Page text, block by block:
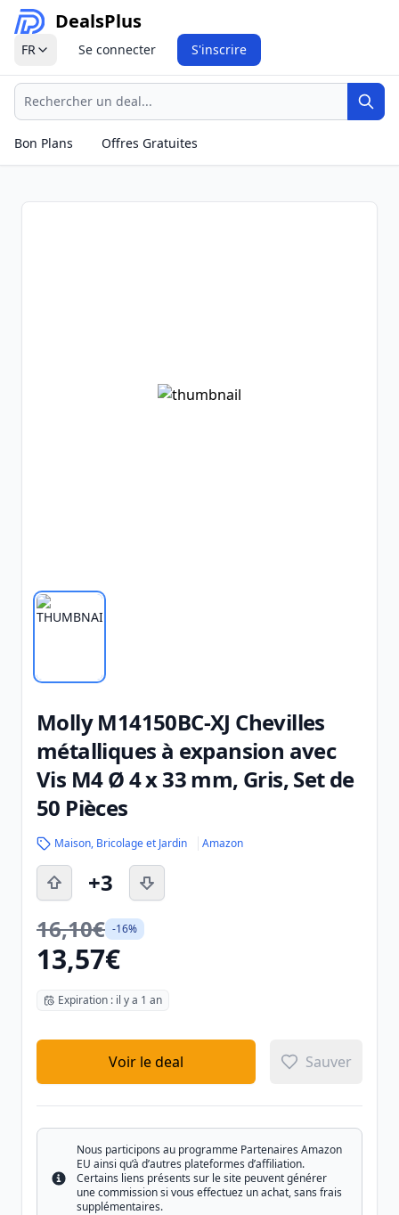
DealsPlus
FR Se connecter S'inscrire
Recherche
Bon Plans
Offres Gratuites
Molly M14150BC-XJ Chevilles
métalliques à expansion avec
Vis M4 Ø 4 x 33 mm, Gris, Set de
50 Pièces
Maison, Bricolage et Jardin Amazon
+3
16,10€ -16%
13,57€
Expiration : il y a 1 an
Voir le deal Sauver
Info
Nous participons au programme Partenaires Amazon
EU ainsi qu’à d’autres plateformes d’affiliation.
Certains liens présents sur le site peuvent générer
une commission si vous effectuez un achat, sans frais
supplémentaires.